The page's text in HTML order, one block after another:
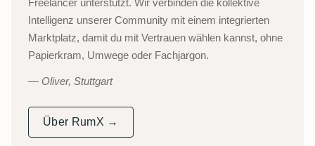
Freelancer unterstützt. Wir verbinden die kollektive
Intelligenz unserer Community mit einem integrierten
Marktplatz, damit du mit Vertrauen wählen kannst, ohne
Papierkram, Umwege oder Fachjargon.
Oliver, Stuttgart
Über RumX →